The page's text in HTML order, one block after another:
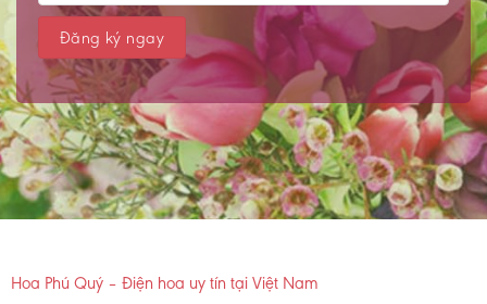
Hoa Phú Quý – Điện hoa uy tín tại Việt Nam